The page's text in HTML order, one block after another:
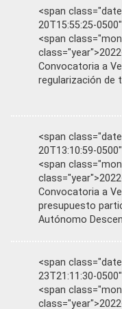
<span
20T15:55:25-
<span
Convocatoria a
regularización de
<span
20T13:10:59-
<span
Convocatoria a
presupuesto
Autónomo
<span
23T21:11:30-
<span